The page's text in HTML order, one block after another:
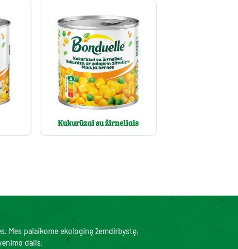
Kukurūzai su žirneliais
Mes palaikome ekologinę žemdirbystę,
dalis.